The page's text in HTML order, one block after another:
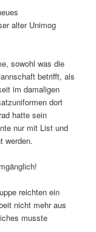
alter Unimog
sowohl was die
betrifft, als
im damaligen
dort
hatte sein
nur mit List und
werden.
reichten ein
nicht mehr aus
musste